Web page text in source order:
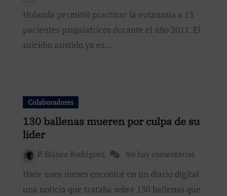
Holanda permitió practicar la eutanasia a 13
pacientes psiquiátricos durante el año 2011. El
suicidio asistido ya es…
Colaboradores
130 ballenas mueren por culpa de su
lider
P. Blanco Rodríguez No hay comentarios
Hace unos meses encontré en un diario digital
una noticia que trataba sobre 130 ballenas que